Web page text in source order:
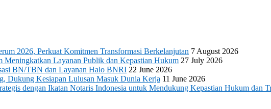
2026, Perkuat Komitmen Transformasi Berkelanjutan 7 August 2026
Meningkatkan Layanan Publik dan Kepastian Hukum 27 July 2026
BN/TBN dan Layanan Halo BNRI 22 June 2026
Dukung Kesiapan Lulusan Masuk Dunia Kerja 11 June 2026
dengan Ikatan Notaris Indonesia untuk Mendukung Kepastian Hukum dan